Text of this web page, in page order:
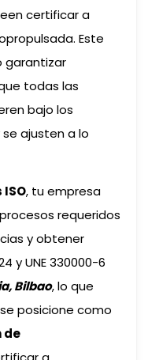
certificar a
Este
garantizar
todas las
bajo los
ajusten a lo
, tu empresa
requeridos
y obtener
y UNE 330000-6
Bilbao, lo que
posicione como
de